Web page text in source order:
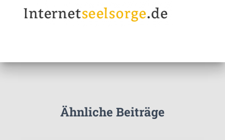
Ähnliche Beiträge